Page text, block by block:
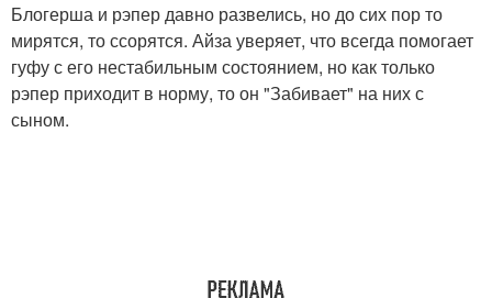
Блогерша и рэпер давно развелись, но до сих пор то
мирятся, то ссорятся. Айза уверяет, что всегда помогает
гуфу с его нестабильным состоянием, но как только
рэпер приходит в норму, то он "Забивает" на них с
сыном.